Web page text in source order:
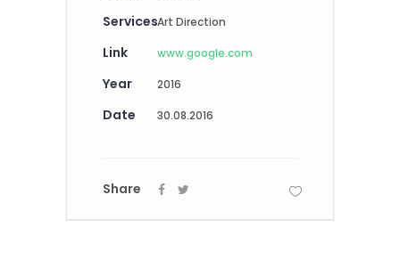
ServicesArt Direction
Link www.google.com
Year 2016
Date 30.08.2016
Share